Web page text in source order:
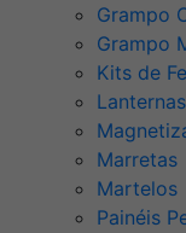
Grampo
Grampo
Kits de
Marretas
Martelos
Painéis